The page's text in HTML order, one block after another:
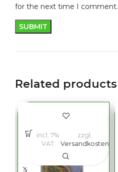
for the next time I comment.
Related products
incl. 7%
VAT
zzgl.
Versandkosten